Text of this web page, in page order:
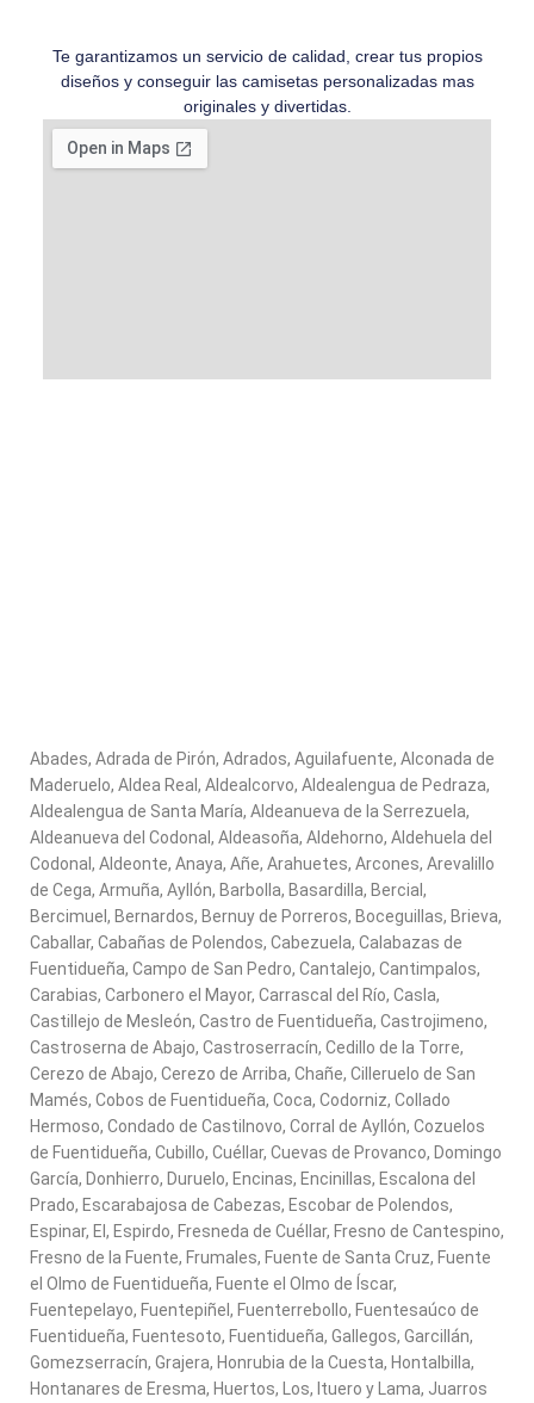
Te garantizamos un servicio de calidad, crear tus propios
diseños y conseguir las camisetas personalizadas mas
originales y divertidas.
Abades, Adrada de Pirón, Adrados, Aguilafuente, Alconada de
Maderuelo, Aldea Real, Aldealcorvo, Aldealengua de Pedraza,
Aldealengua de Santa María, Aldeanueva de la Serrezuela,
Aldeanueva del Codonal, Aldeasoña, Aldehorno, Aldehuela del
Codonal, Aldeonte, Anaya, Añe, Arahuetes, Arcones, Arevalillo
de Cega, Armuña, Ayllón, Barbolla, Basardilla, Bercial,
Bercimuel, Bernardos, Bernuy de Porreros, Boceguillas, Brieva,
Caballar, Cabañas de Polendos, Cabezuela, Calabazas de
Fuentidueña, Campo de San Pedro, Cantalejo, Cantimpalos,
Carabias, Carbonero el Mayor, Carrascal del Río, Casla,
Castillejo de Mesleón, Castro de Fuentidueña, Castrojimeno,
Castroserna de Abajo, Castroserracín, Cedillo de la Torre,
Cerezo de Abajo, Cerezo de Arriba, Chañe, Cilleruelo de San
Mamés, Cobos de Fuentidueña, Coca, Codorniz, Collado
Hermoso, Condado de Castilnovo, Corral de Ayllón, Cozuelos
de Fuentidueña, Cubillo, Cuéllar, Cuevas de Provanco, Domingo
García, Donhierro, Duruelo, Encinas, Encinillas, Escalona del
Prado, Escarabajosa de Cabezas, Escobar de Polendos,
Espinar, El, Espirdo, Fresneda de Cuéllar, Fresno de Cantespino,
Fresno de la Fuente, Frumales, Fuente de Santa Cruz, Fuente
el Olmo de Fuentidueña, Fuente el Olmo de Íscar,
Fuentepelayo, Fuentepiñel, Fuenterrebollo, Fuentesaúco de
Fuentidueña, Fuentesoto, Fuentidueña, Gallegos, Garcillán,
Gomezserracín, Grajera, Honrubia de la Cuesta, Hontalbilla,
Hontanares de Eresma, Huertos, Los, Ituero y Lama, Juarros